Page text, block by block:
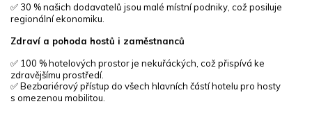
✅ 30 % našich dodavatelů jsou malé místní podniky, což posiluje
regionální ekonomiku.
Zdraví a pohoda hostů i zaměstnanců
✅ 100 % hotelových prostor je nekuřáckých, což přispívá ke
zdravějšímu prostředí.
✅ Bezbariérový přístup do všech hlavních částí hotelu pro hosty
s omezenou mobilitou.